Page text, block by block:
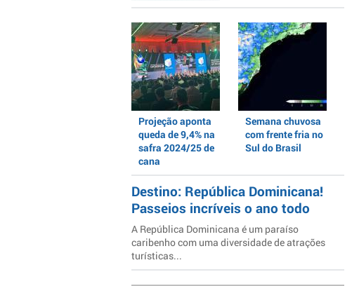
Projeção aponta
queda de 9,4% na
safra 2024/25 de
cana
Semana chuvosa
com frente fria no
Sul do Brasil
Destino: República Dominicana!
Passeios incríveis o ano todo
A República Dominicana é um paraíso
caribenho com uma diversidade de atrações
turísticas...